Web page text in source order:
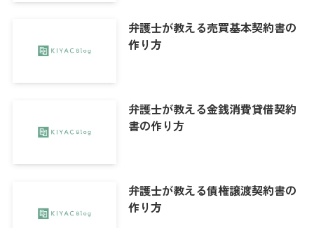
弁護士が教える売買基本契約書の
作り方
弁護士が教える金銭消費貸借契約
書の作り方
弁護士が教える債権譲渡契約書の
作り方